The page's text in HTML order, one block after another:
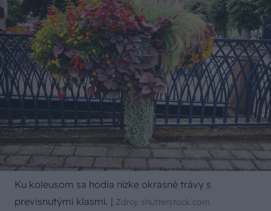
Ku koleusom sa hodia nízke okrasné trávy s
previsnutými klasmi. | Zdroj: shutterstock.com